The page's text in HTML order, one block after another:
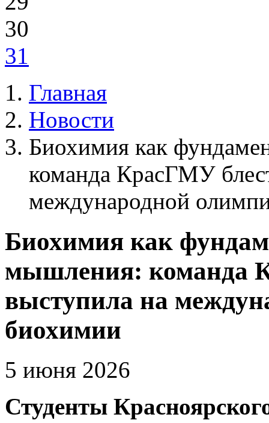
30
31
Главная
Новости
Биохимия как
команда КрасГМУ
международной
Биохимия как
мышления: команда
выступила на
биохимии
5 июня 2026
Студенты